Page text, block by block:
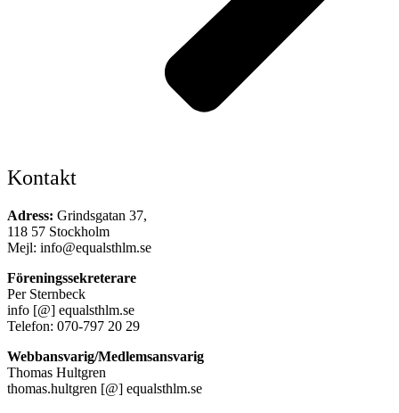
Kontakt
Adress: Grindsgatan 37,
118 57 Stockholm
Mejl: info@equalsthlm.se
Föreningssekreterare
Per Sternbeck
info [@] equalsthlm.se
Telefon: 070-797 20 29
Webbansvarig/Medlemsansvarig
Thomas Hultgren
thomas.hultgren [@] equalsthlm.se